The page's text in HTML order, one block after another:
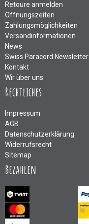
Retoure anmelden
Öffnungszeiten
Zahlungsmöglichkeiten
Versandinformationen
News
Swiss Paracord Newsletter
Kontakt
Wir über uns
Rechtliches
Impressum
AGB
Datenschutzerklärung
Widerrufsrecht
Sitemap
Bezahlen